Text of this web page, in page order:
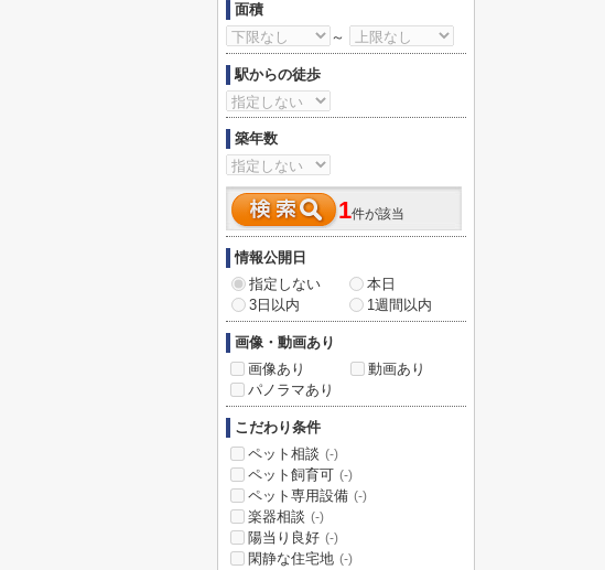
面積
～
駅からの徒歩
築年数
1件が該当
情報公開日
指定しない
本日
3日以内
1週間以内
画像・動画あり
画像あり
動画あり
パノラマあり
こだわり条件
ペット相談 (-)
ペット飼育可 (-)
ペット専用設備 (-)
楽器相談 (-)
陽当り良好 (-)
閑静な住宅地 (-)